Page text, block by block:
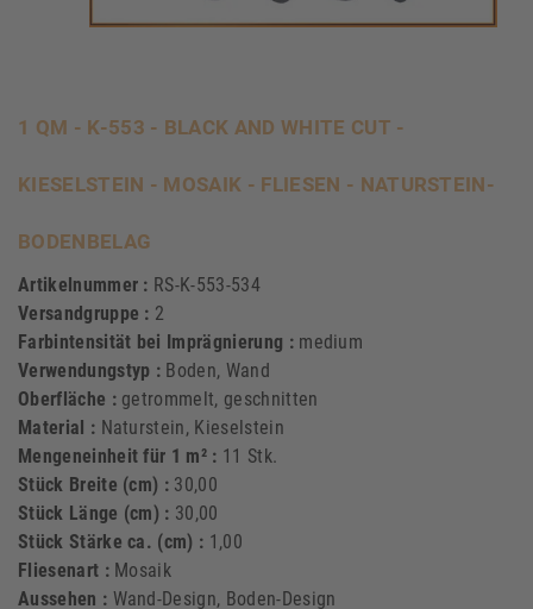
1 QM - K-553 - BLACK AND WHITE CUT -
KIESELSTEIN - MOSAIK - FLIESEN - NATURSTEIN-
BODENBELAG
Artikelnummer : RS-K-553-534
Versandgruppe : 2
Farbintensität bei Imprägnierung : medium
Verwendungstyp : Boden, Wand
Oberfläche : getrommelt, geschnitten
Material : Naturstein, Kieselstein
Mengeneinheit für 1 m² : 11 Stk.
Stück Breite (cm) : 30,00
Stück Länge (cm) : 30,00
Stück Stärke ca. (cm) : 1,00
Fliesenart : Mosaik
Aussehen : Wand-Design, Boden-Design